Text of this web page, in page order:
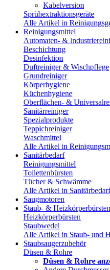
Kabelversion
Sprühextraktionsgeräte
Alle Artikel in
Reinigungsmittel
Automaten- &
Beschichtung
Desinfektion
Duftreiniger & Wischpflege
Grundreiniger
Körperhygiene
Küchenhygiene
Oberflächen- &
Sanitärreiniger
Spezialprodukte
Teppichreiniger
Waschmittel
Alle Artikel in
Sanitärbedarf
Reinigungsmittel
Toilettenbürsten
Tücher & Schwämme
Alle Artikel in
Saugmotoren
Staub- & Heizkörperbürsten
Heizkörperbürsten
Staubwedel
Alle Artikel in Staub- und
Staubsaugerzubehör
Düsen & Rohre
Düsen & Rohre